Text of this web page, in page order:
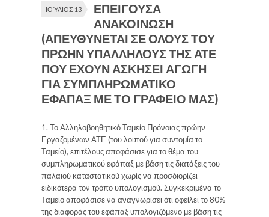
ΙΟΎΛΙΟΣ 13
ΕΠΕΙΓΟΥΣΑ
ΑΝΑΚΟΙΝΩΣΗ
(ΑΠΕΥΘΥΝΕΤΑΙ ΣΕ ΟΛΟΥΣ ΤΟΥ
ΠΡΩΗΝ ΥΠΑΛΛΗΛΟΥΣ ΤΗΣ ΑΤΕ
ΠΟΥ ΕΧΟΥΝ ΑΣΚΗΣΕΙ ΑΓΩΓΗ
ΓΙΑ ΣΥΜΠΛΗΡΩΜΑΤΙΚΟ
ΕΦΑΠΑΞ ΜΕ ΤΟ ΓΡΑΦΕΙΟ ΜΑΣ)
1. Το Αλληλοβοηθητικό Ταμείο Πρόνοιας πρώην
Εργαζομένων ΑΤΕ (του λοιπού για συντομία το
Ταμείο), επιτέλους αποφάσισε για το θέμα του
συμπληρωματικού εφάπαξ με βάση τις διατάξεις του
παλαιού καταστατικού χωρίς να προσδιορίζει
ειδικότερα τον τρόπο υπολογισμού. Συγκεκριμένα το
Ταμείο αποφάσισε να αναγνωρίσει ότι οφείλει το 80%
της διαφοράς του εφάπαξ υπολογιζόμενο με βάση τις